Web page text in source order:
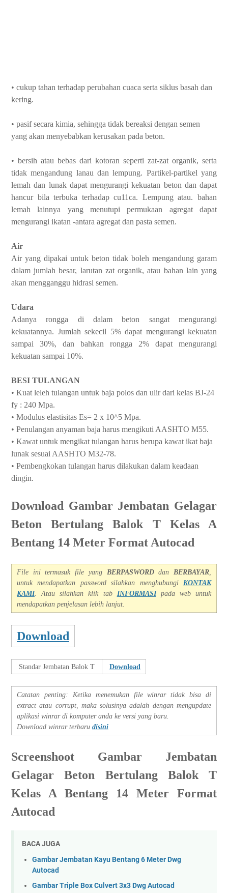
• cukup tahan terhadap perubahan cuaca serta siklus basah dan
kering.
• pasif secara kimia, sehingga tidak bereaksi dengan semen
yang akan menyebabkan kerusakan pada beton.
• bersih atau bebas dari kotoran seperti zat-zat organik, serta
tidak mengandung lanau dan lempung. Partikel-partikel yang
lemah dan lunak dapat mengurangi kekuatan beton dan dapat
hancur bila terbuka terhadap cu11ca. Lempung atau. bahan
lemah lainnya yang menutupi permukaan agregat dapat
mengurangi ikatan -antara agregat dan pasta semen.
Air
Air yang dipakai untuk beton tidak boleh mengandung garam
dalam jumlah besar, larutan zat organik, atau bahan lain yang
akan mengganggu hidrasi semen.
Udara
Adanya rongga di dalam beton sangat mengurangi
kekuatannya. Jumlah sekecil 5% dapat mengurangi kekuatan
sampai 30%, dan bahkan rongga 2% dapat mengurangi
kekuatan sampai 10%.
BESI TULANGAN
• Kuat leleh tulangan untuk baja polos dan ulir dari kelas BJ-24
fy : 240 Mpa.
• Modulus elastisitas Es= 2 x 10^5 Mpa.
• Penulangan anyaman baja harus mengikuti AASHTO M55.
• Kawat untuk mengikat tulangan harus berupa kawat ikat baja
lunak sesuai AASHTO M32-78.
• Pembengkokan tulangan harus dilakukan dalam keadaan
dingin.
Download Gambar Jembatan Gelagar
Beton Bertulang Balok T Kelas A
Bentang 14 Meter Format Autocad
File ini termasuk file yang BERPASWORDdan BERBAYAR
untuk mendapatkan password silahkan menghubungi KONTAK
KAMI. Atau silahkan klik tab INFORMASIpada web untuk
mendapatkan penjelasan lebih lanjut.
Download
Standar Jembatan Balok T Download
Catatan penting: Ketika menemukan file winrar tidak bisa di
extract atau corrupt, maka solusinya adalah dengan mengupdate
aplikasi winrar di komputer anda ke versi yang baru.
Download winrar terbaru disini
Screenshoot Gambar Jembatan
Gelagar Beton Bertulang Balok T
Kelas A Bentang 14 Meter Format
Autocad
BACA JUGA
Gambar Jembatan Kayu Bentang 6 Meter Dwg
Autocad
Gambar Triple Box Culvert 3x3 Dwg Autocad